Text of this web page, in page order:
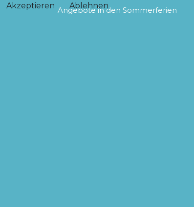
Angebote in den Sommerferien
Akzeptieren
Ablehnen